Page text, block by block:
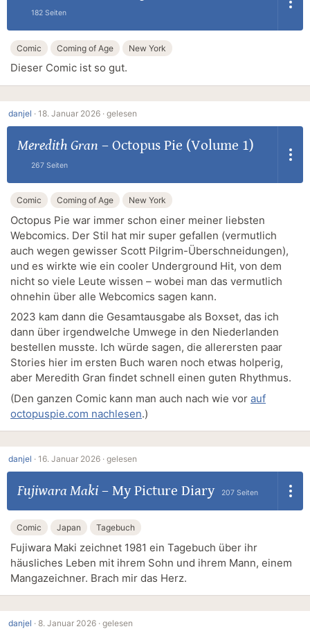
182 Seiten
Comic Coming of Age New York
Dieser Comic ist so gut.
danjel · 18. Januar 2026 · gelesen
Meredith Gran – Octopus Pie (Volume 1)
267 Seiten
Comic Coming of Age New York
Octopus Pie war immer schon einer meiner liebsten
Webcomics. Der Stil hat mir super gefallen (vermutlich
auch wegen gewisser Scott Pilgrim-Überschneidungen),
und es wirkte wie ein cooler Underground Hit, von dem
nicht so viele Leute wissen – wobei man das vermutlich
ohnehin über alle Webcomics sagen kann.
2023 kam dann die Gesamtausgabe als Boxset, das ich
dann über irgendwelche Umwege in den Niederlanden
bestellen musste. Ich würde sagen, die allerersten paar
Stories hier im ersten Buch waren noch etwas holperig,
aber Meredith Gran findet schnell einen guten Rhythmus.
(Den ganzen Comic kann man auch nach wie vor auf
octopuspie.com nachlesen.)
danjel · 16. Januar 2026 · gelesen
Fujiwara Maki– My Picture Diary 207 Seiten
Comic Japan Tagebuch
Fujiwara Maki zeichnet 1981 ein Tagebuch über ihr
häusliches Leben mit ihrem Sohn und ihrem Mann, einem
Mangazeichner. Brach mir das Herz.
danjel · 8. Januar 2026 · gelesen